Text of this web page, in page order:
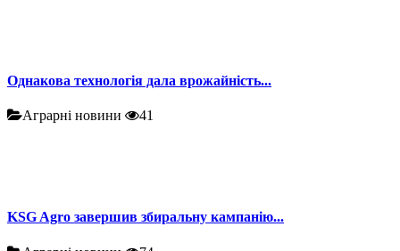
Однакова технологія дала врожайність...
Аграрні новини 41
KSG Agro завершив збиральну кампанію...